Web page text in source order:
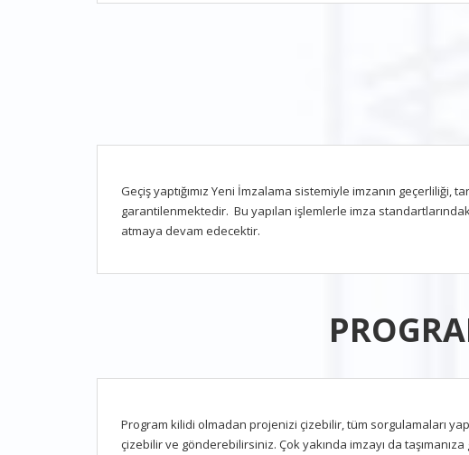
Geçiş yaptığımız Yeni İmzalama sistemiyle imzanın geçerliliği,
garantilenmektedir. Bu yapılan işlemlerle imza
atmaya devam edecektir.
Program kilidi olmadan projenizi çizebilir, tüm sorgulamaları
çizebilir ve gönderebilirsiniz. Çok yakında imzayı da